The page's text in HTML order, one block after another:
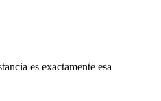
es exactamente esa